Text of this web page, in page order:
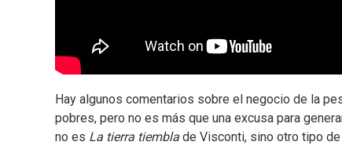
Hay algunos comentarios sobre el negocio de la
pobres, pero no es más que una excusa para
no es La tierra tiembla de Visconti, sino otro tipo de